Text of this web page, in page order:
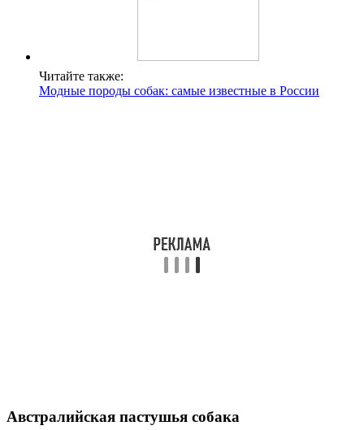
Читайте также:
Модные породы собак: самые известные в России
Австралийская пастушья собака